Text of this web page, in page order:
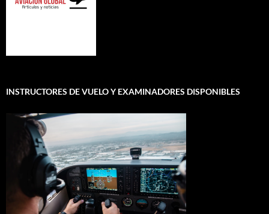
INSTRUCTORES DE VUELO Y EXAMINADORES DISPONIBLES